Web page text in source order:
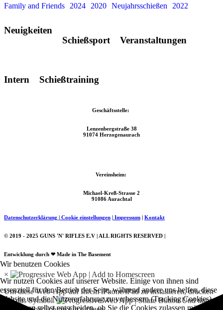
Family and Friends
2024 2020 Neujahrsschießen 2022
Neuigkeiten
Schießsport
Veranstaltungen
Intern Schießtraining
Geschäftsstelle:
Lenzenbergstraße 38
91074 Herzogenaurach
Vereinsheim:
Michael-Kreß-Strasse 2
91086 Aurachtal
Datenschutzerklärung | Cookie einstellungen | Impressum | Kontakt
© 2019 - 2025 GUNS 'N' RIFLES E.V | ALL RIGHTS RESERVED |
Entwicklung durch ❤ Made in The Basement
Wir benutzen Cookies
Wir nutzen Cookies auf unserer Website. Einige von ihnen sind
essenziell für den Betrieb der Seite, während andere uns helfen, diese
Website und die Nutzererfahrung zu verbessern (Tracking Cookies).
Sie können selbst entscheiden, ob Sie die Cookies zulassen möchten.
×
Um diese Web-App auf Ihrem iPhone/iPad zu installieren, drücken
Sie das Symbol.
Und dann